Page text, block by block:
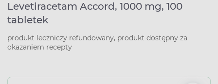
Levetiracetam Accord, 1000 mg, 100
tabletek
produkt leczniczy refundowany, produkt dostępny za
okazaniem recepty